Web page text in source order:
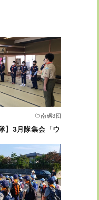
南砺3団
】3月隊集会「ウ